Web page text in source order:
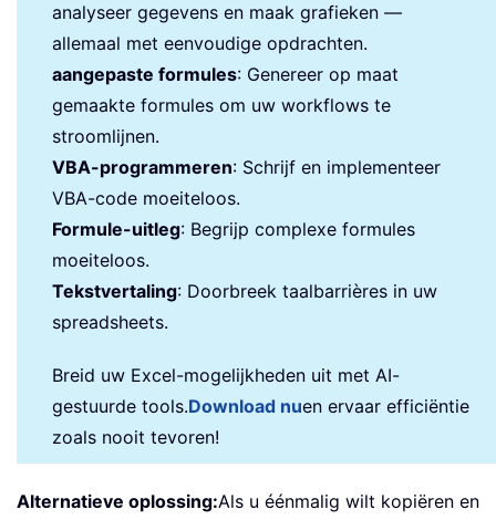
analyseer gegevens en maak grafieken —
allemaal met eenvoudige opdrachten.
aangepaste formules: Genereer op maat
gemaakte formules om uw workflows te
stroomlijnen.
VBA-programmeren: Schrijf en implementeer
VBA-code moeiteloos.
Formule-uitleg: Begrijp complexe formules
moeiteloos.
Tekstvertaling: Doorbreek taalbarrières in uw
spreadsheets.
Breid uw Excel-mogelijkheden uit met AI-
gestuurde tools.Download nuen ervaar efficiëntie
zoals nooit tevoren!
Alternatieve oplossing:Als u éénmalig wilt kopiëren en